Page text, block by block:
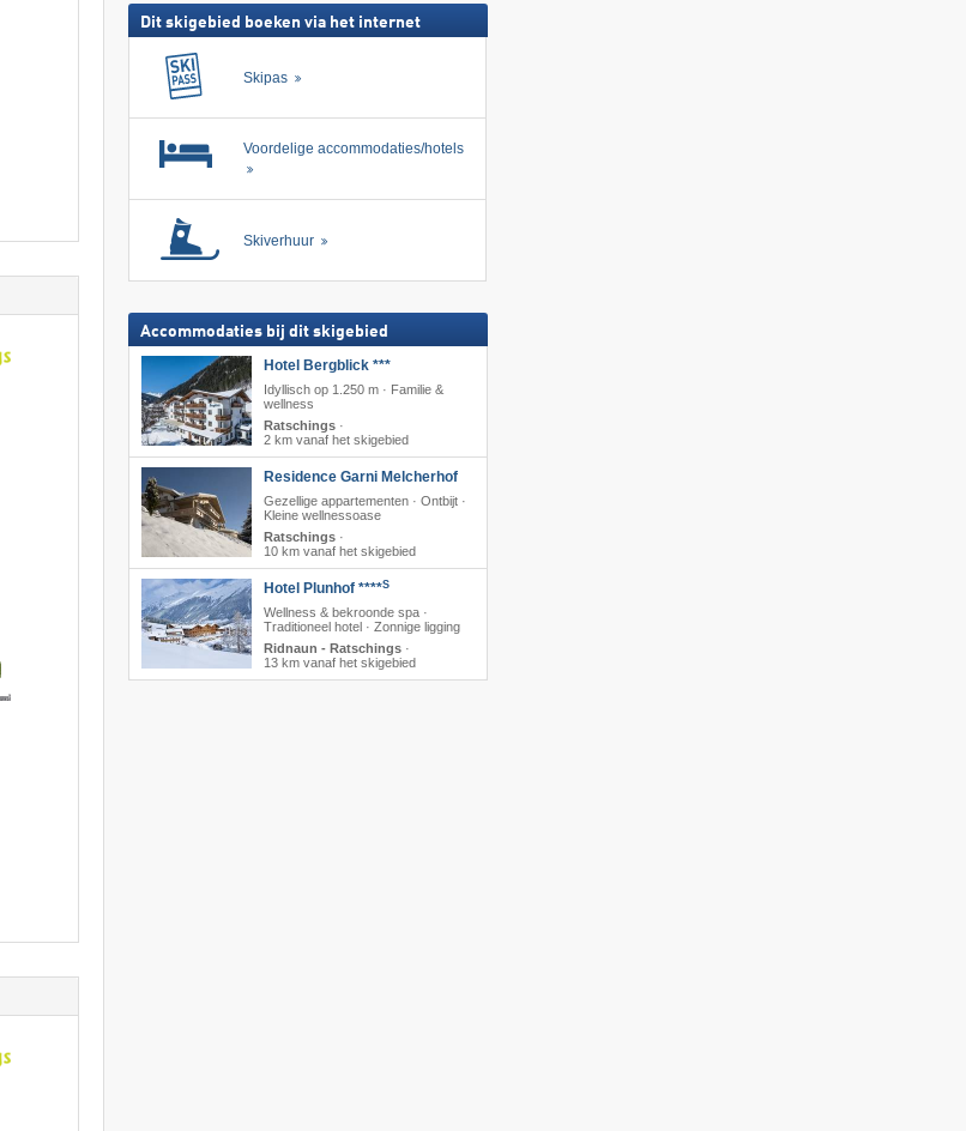
Dit skigebied boeken via het internet
Skipas
Voordelige accommodaties/hotels
Skiverhuur
Accommodaties bij dit skigebied
Hotel Bergblick ***
Idyllisch op 1.250 m · Familie &
wellness
Ratschings·
2 km vanaf het skigebied
Residence Garni Melcherhof
Gezellige appartementen · Ontbijt ·
Kleine wellnessoase
Ratschings·
10 km vanaf het skigebied
Hotel Plunhof ****S
Wellness & bekroonde spa ·
Traditioneel hotel · Zonnige ligging
Ridnaun - Ratschings·
13 km vanaf het skigebied